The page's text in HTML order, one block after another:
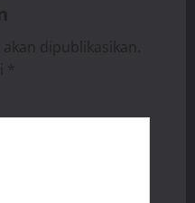
dipublikasikan.
*